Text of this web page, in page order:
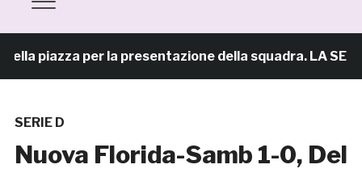
piazza per la presentazione della squadra. LA SERATA
SERIE D
Nuova Florida-Samb 1-0, Del